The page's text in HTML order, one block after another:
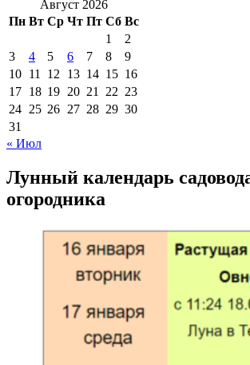
Август 2026
Пн Вт Ср Чт Пт Сб Вс
1
2
3
4 5 6 7 8
9
10 11 12 13 14 15 16
17 18 19 20 21 22 23
24 25 26 27 28 29 30
31
« Июл
Лунный календарь
огородника